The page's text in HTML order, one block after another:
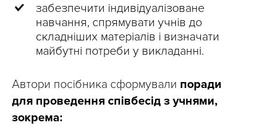
забезпечити індивідуалізоване
навчання, спрямувати учнів до
складніших матеріалів і визначати
майбутні потреби у викладанні.
Автори посібника сформували поради
для проведення співбесід з учнями,
зокрема: